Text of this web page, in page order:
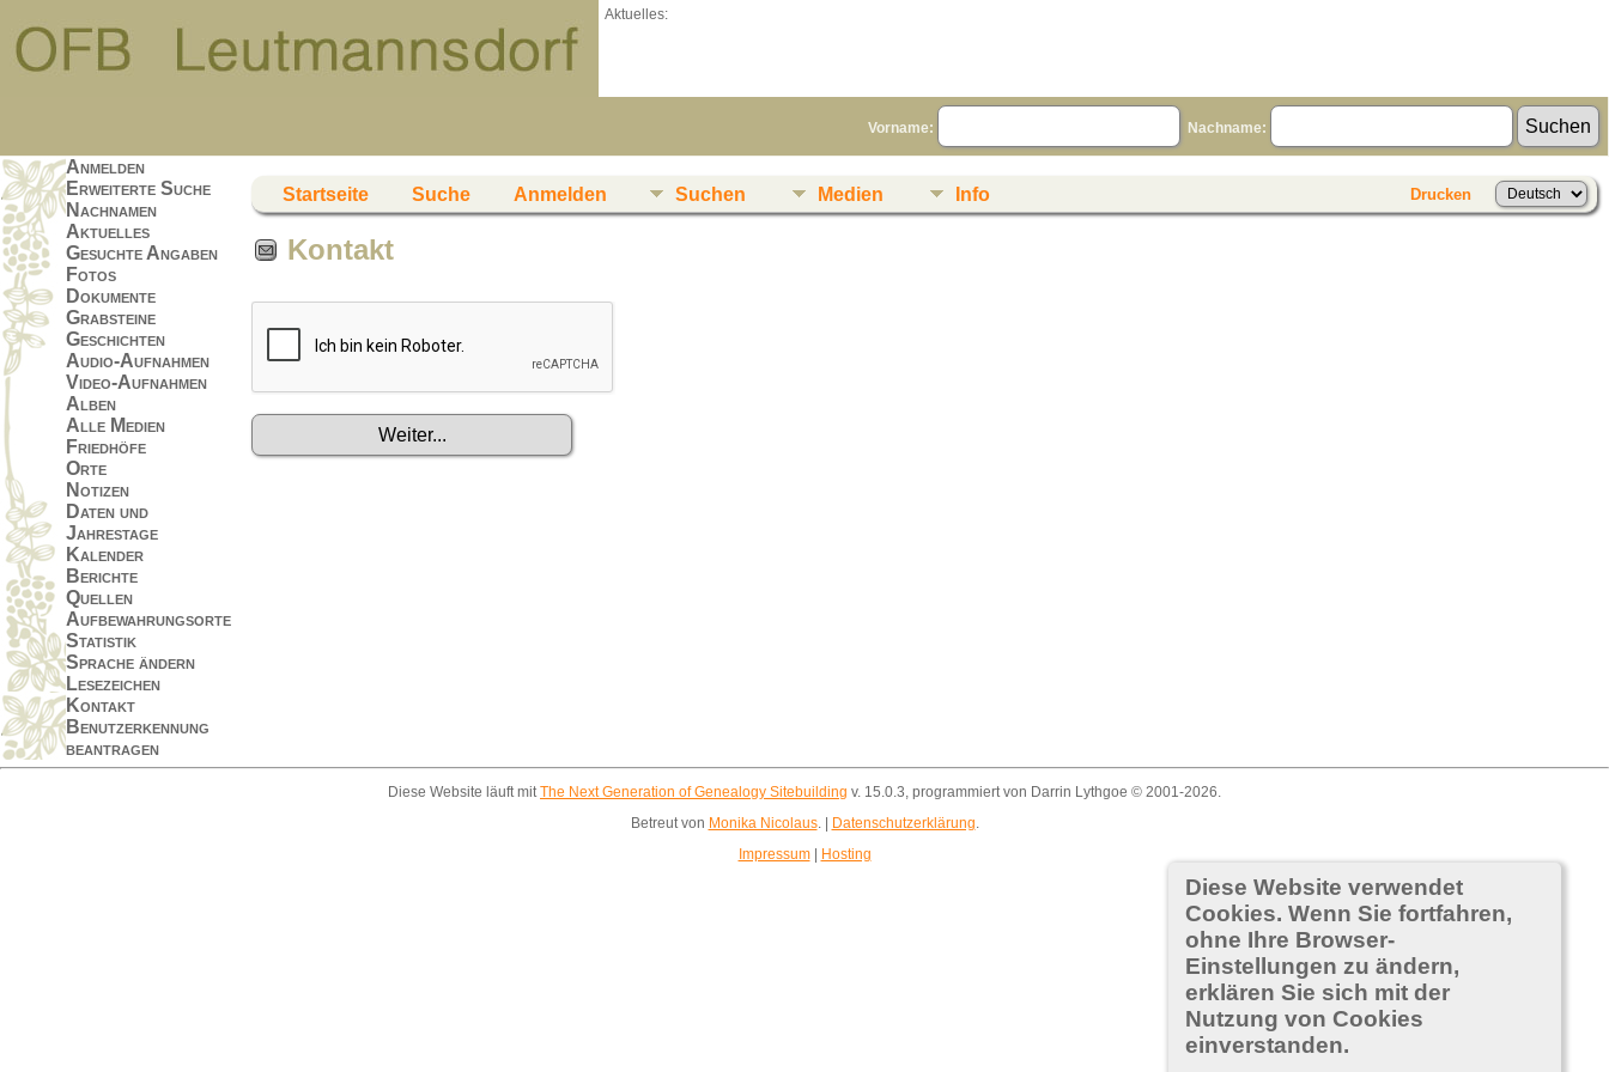
Aktuelles:
Vorname: Nachname:
Anmelden
Erweiterte Suche
Nachnamen
Aktuelles
Gesuchte Angaben
Fotos
Dokumente
Grabsteine
Geschichten
Audio-Aufnahmen
Video-Aufnahmen
Alben
Alle Medien
Friedhöfe
Orte
Notizen
Daten und
Jahrestage
Kalender
Berichte
Quellen
Aufbewahrungsorte
Statistik
Sprache ändern
Lesezeichen
Kontakt
Benutzerkennung
beantragen
Startseite Suche Anmelden Suchen Medien Info Drucken
Diese Website verwendet
Cookies. Wenn Sie fortfahren,
ohne Ihre Browser-
Einstellungen zu ändern,
erklären Sie sich mit der
Nutzung von Cookies
einverstanden.
Kontakt
Diese Website läuft mitThe Next Generation of Genealogy Sitebuilding v. 15.0.3, programmiert von Darrin Lythgoe © 2001-2026.
Betreut von Monika Nicolaus. | Datenschutzerklärung.
Impressum| Hosting